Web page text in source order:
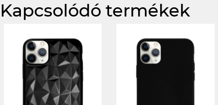
Kapcsolódó termékek